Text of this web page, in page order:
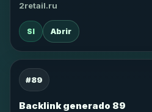
2retail.ru
SI Abrir
#89
Backlink generado 89